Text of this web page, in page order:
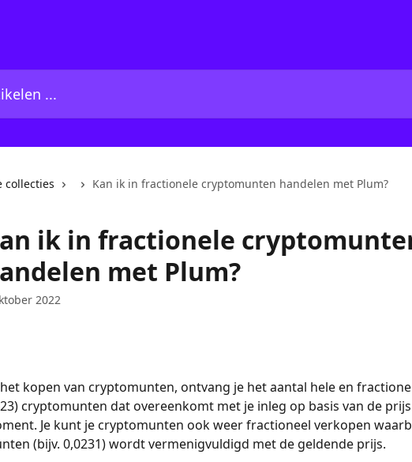
collecties Kan ik in fractionele cryptomunten handelen met Plum?
ik in fractionele
met Plum?
2022
kopen van cryptomunten, ontvang je het aantal hele en
cryptomunten dat overeenkomt met je inleg op basis van de
Je kunt je cryptomunten ook weer fractioneel verkopen
(bijv. 0,0231) wordt vermenigvuldigd met de geldende prijs.